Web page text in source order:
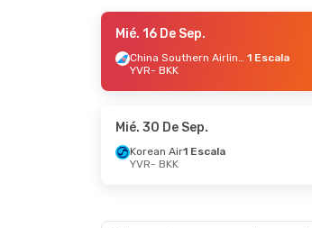
- Lun. 28 De Sep.
- Jue. 15 De Oct.
Mié. 16 De Sep.
China Southern Airlines 1 Escala
YVR- BKK
Mié. 30 De Sep.
Korean Air1 Escala
YVR- BKK